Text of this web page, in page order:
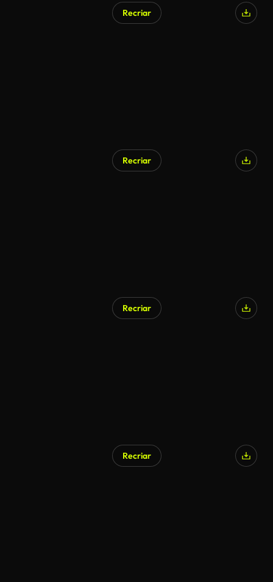
Recriar
Recriar
Recriar
Recriar